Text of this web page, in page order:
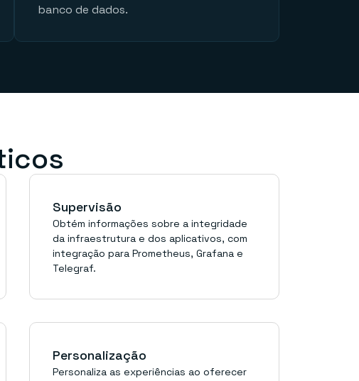
banco de dados.
Supervisão
Obtém informações sobre a integridade
da infraestrutura e dos aplicativos, com
integração para Prometheus, Grafana e
Telegraf.
Personalização
Personaliza as experiências ao oferecer